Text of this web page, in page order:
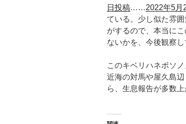
日投稿……2022年5月
ている。少し似た雰
がするので、本当に
ないかを、今後観察し
このキベリハネボソ
近海の対馬や屋久島
ら、生息報告が多数